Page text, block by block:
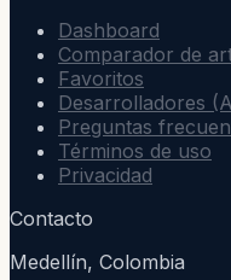
Dashboard
Comparador de
Favoritos
Desarrolladores
Preguntas
Términos de uso
Privacidad
Contacto
Medellín, Colombia